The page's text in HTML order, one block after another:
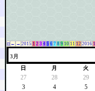
□ ← → 2015 1 2 3 4 5 6 7 8 9 10 11 12 2016 1
3月
日 月 火
27 28
29
3
4
5